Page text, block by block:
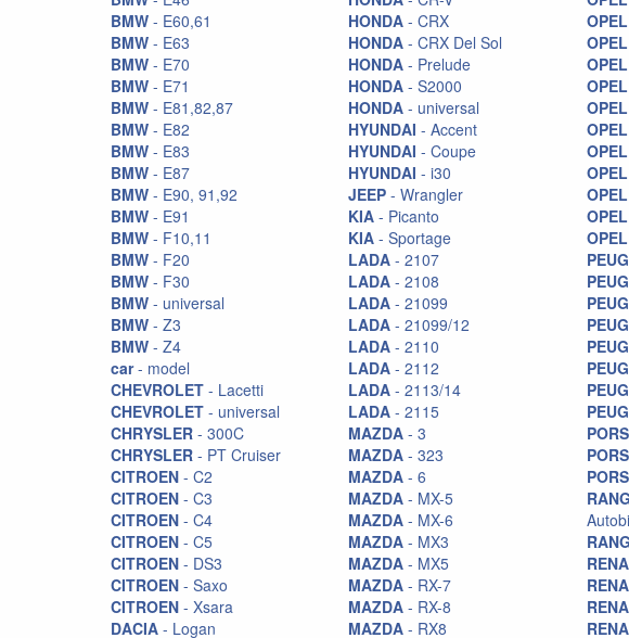
Растяжки стоек
Решетки радиатора
Тормоза EBC
Тормоза StopTech
Фильтра K&N
Фильтра Pro.Sport
BMW - E60,61
BMW - E63
BMW - E70
BMW - E71
BMW - E81,82,87
BMW - E82
BMW - E83
BMW - E87
BMW - E90, 91,92
BMW - E91
BMW - F10,11
BMW - F20
BMW - F30
BMW - universal
BMW - Z3
BMW - Z4
car- model
CHEVROLET - Lacetti
CHEVROLET - universal
CHRYSLER - 300C
CHRYSLER - PT Cruiser
CITROEN - C2
CITROEN - C3
CITROEN - C4
CITROEN - C5
CITROEN - DS3
CITROEN - Saxo
CITROEN - Xsara
DACIA - Logan
HONDA - CRX
HONDA - CRX Del Sol
HONDA - Prelude
HONDA - S2000
HONDA - universal
HYUNDAI - Accent
HYUNDAI - Coupe
HYUNDAI - i30
JEEP - Wrangler
KIA - Picanto
KIA - Sportage
LADA - 2107
LADA - 2108
LADA - 21099
LADA - 21099/12
LADA - 2110
LADA - 2112
LADA - 2113/14
LADA - 2115
MAZDA - 3
MAZDA - 323
MAZDA - 6
MAZDA - MX-5
MAZDA - MX-6
MAZDA - MX3
MAZDA - MX5
MAZDA - RX-7
MAZDA - RX-8
MAZDA - RX8
OPEL
OPEL
OPEL
OPEL
OPEL
OPEL
OPEL
OPEL
OPEL
OPEL
OPEL